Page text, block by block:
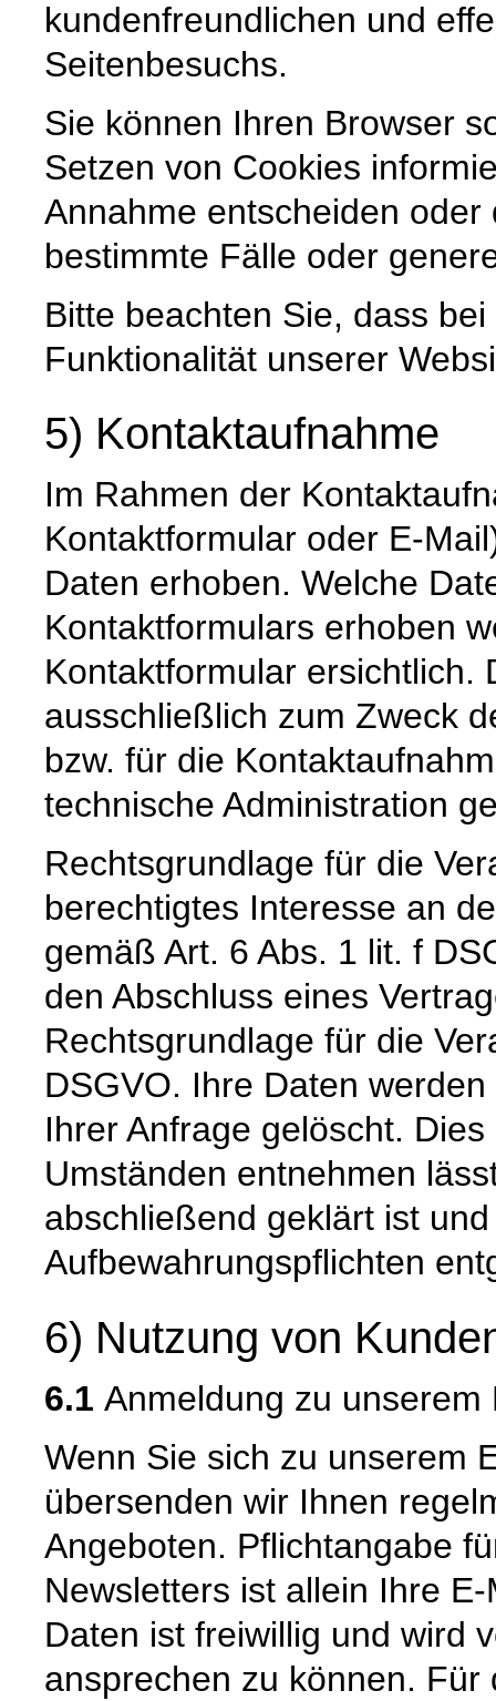
kundenfreundlichen und
Seitenbesuchs.
Sie können Ihren Browser
Setzen von Cookies
Annahme entscheiden
bestimmte Fälle oder
Bitte beachten Sie, dass
Funktionalität unserer
5) Kontaktaufnahme
Im Rahmen der
Kontaktformular oder E-
Daten erhoben. Welche
Kontaktformulars erhoben
Kontaktformular ersichtlich.
ausschließlich zum Zweck
bzw. für die
technische Administration
Rechtsgrundlage für die
berechtigtes Interesse an
gemäß Art. 6 Abs. 1 lit. f
den Abschluss eines
Rechtsgrundlage für die
DSGVO. Ihre Daten
Ihrer Anfrage gelöscht.
Umständen entnehmen
abschließend geklärt ist
Aufbewahrungspflichten
6) Nutzung von
6.1 Anmeldung zu unserem
Wenn Sie sich zu unserem
übersenden wir Ihnen
Angeboten. Pflichtangabe
Newsletters ist allein Ihre
Daten ist freiwillig und wird
ansprechen zu können.